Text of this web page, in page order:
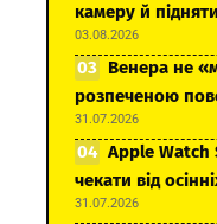
камеру й
03.08.2026
Венера не
розпеченою
31.07.2026
Apple Watch
чекати від
31.07.2026